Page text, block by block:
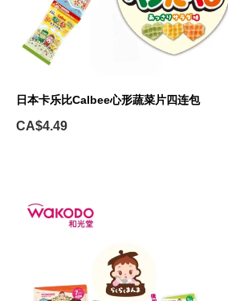
日本卡乐比Calbee心形蔬菜片四连包
CA$4.49